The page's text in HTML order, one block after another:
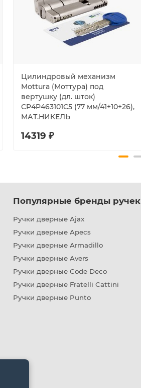
Цилиндровый механизм
Mottura (Моттура) под
вертушку (дл. шток)
CP4P463101C5 (77 мм/41+10+26),
МАТ.НИКЕЛЬ
14319 ₽
Популярные бренды ручек
Ручки дверные Ajax
Ручки дверные Apecs
Ручки дверные Armadillo
Ручки дверные Avers
Ручки дверные Code Deco
Ручки дверные Fratelli Cattini
Ручки дверные Punto